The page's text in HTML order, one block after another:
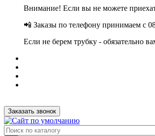
Внимание! Если вы не можете
📲 Заказы по телефону принимаем с
Если не берем трубку - обязательно
Заказать звонок